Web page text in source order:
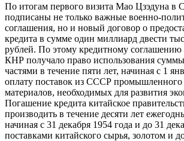
По итогам первого визита Мао Цзэдуна
подписаны не только важные военно-
соглашения, но и новый договор о
кредита в сумме один миллиард двести
рублей. По этому кредитному соглашению
КНР получало право использования
частями в течение пяти лет, начиная с 1
оплату поставок из СССР промышленного
материалов, необходимых для развития
Погашение кредита китайское
производить в течение десяти лет
начиная с 31 декабря 1954 года и до 31
поставками китайского сырья, золотом и